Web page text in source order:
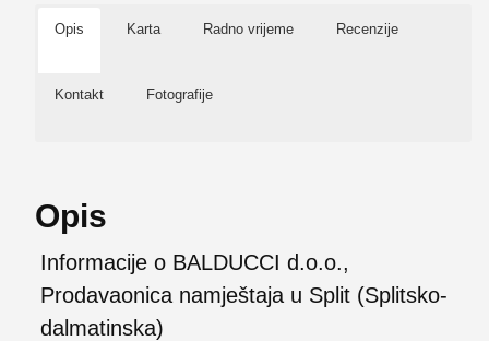
Opis Karta Radno vrijeme Recenzije
Kontakt Fotografije
Opis
Informacije o BALDUCCI d.o.o.,
Prodavaonica namještaja u Split (Splitsko-
dalmatinska)